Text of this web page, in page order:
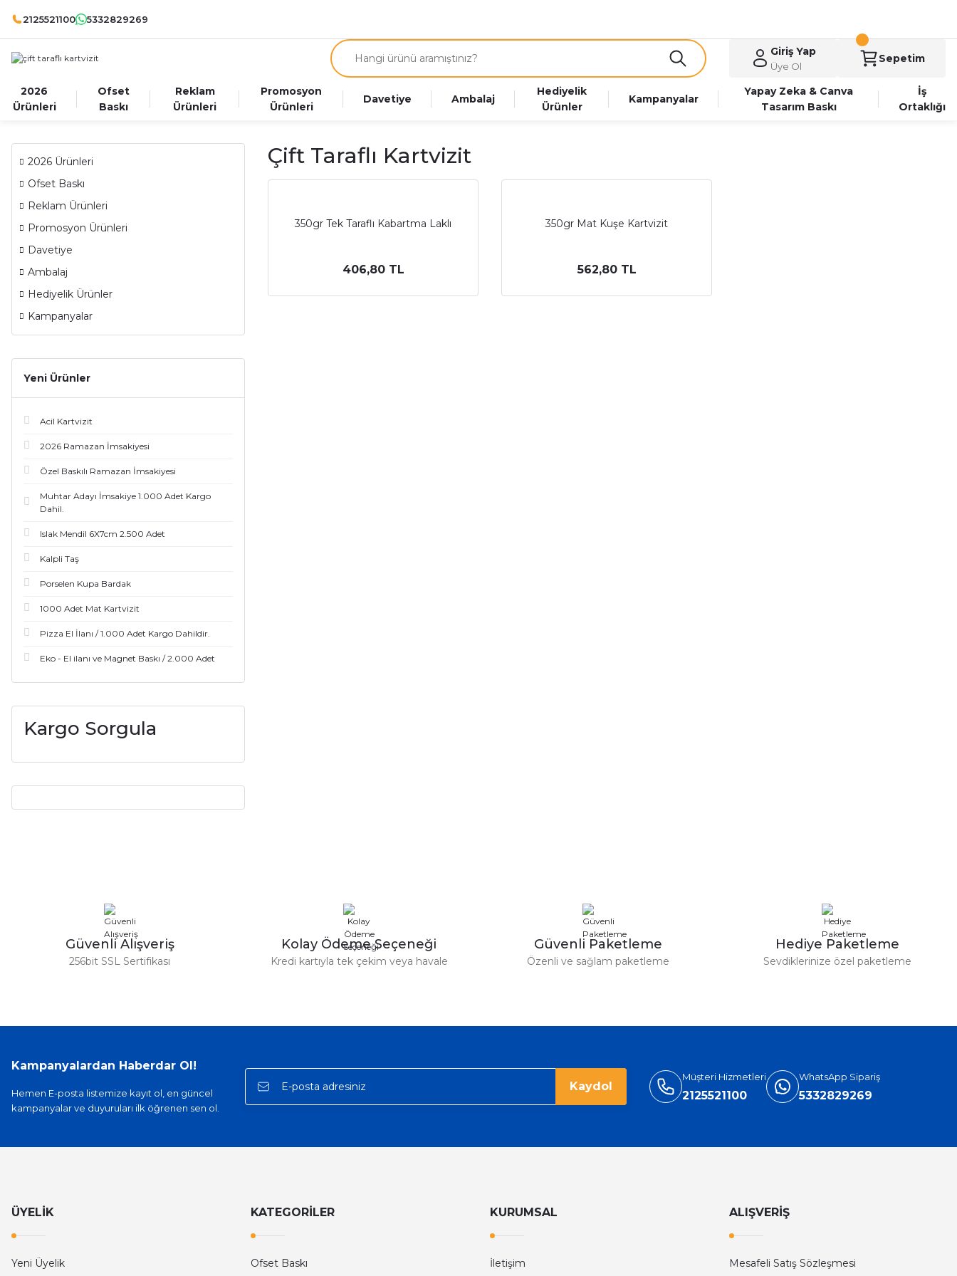
2125521100 5332829269
Giriş Yap
Üye Ol
Sepetim
2026
Ürünleri
Ofset
Baskı
Reklam
Ürünleri
Promosyon
Ürünleri
Davetiye Ambalaj
Hediyelik
Ürünler
Kampanyalar
Yapay Zeka & Canva
Tasarım Baskı
İş
Ortaklığı
2026 Ürünleri
Ofset Baskı
Reklam Ürünleri
Promosyon Ürünleri
Davetiye
Ambalaj
Hediyelik Ürünler
Kampanyalar
Yeni Ürünler
Acil Kartvizit
2026 Ramazan İmsakiyesi
Özel Baskılı Ramazan İmsakiyesi
Muhtar Adayı İmsakiye 1.000 Adet Kargo
Dahil.
Islak Mendil 6X7cm 2.500 Adet
Kalpli Taş
Porselen Kupa Bardak
1000 Adet Mat Kartvizit
Pizza El İlanı / 1.000 Adet Kargo Dahildir.
Eko - El ilanı ve Magnet Baskı / 2.000 Adet
Kargo Sorgula
Çift Taraflı Kartvizit
350gr Tek Taraflı Kabartma Laklı
406,80 TL
350gr Mat Kuşe Kartvizit
562,80 TL
Güvenli Alışveriş
256bit SSL Sertifikası
Kolay Ödeme Seçeneği
Kredi kartıyla tek çekim veya havale
Güvenli Paketleme
Özenli ve sağlam paketleme
Hediye Paketleme
Sevdiklerinize özel paketleme
Kampanyalardan Haberdar Ol!
Hemen E-posta listemize kayıt ol, en güncel
kampanyalar ve duyuruları ilk öğrenen sen ol.
Kaydol
Müşteri Hizmetleri
2125521100
WhatsApp Sipariş
5332829269
ÜYELİK
Yeni Üyelik
KATEGORİLER
Ofset Baskı
KURUMSAL
İletişim
ALIŞVERİŞ
Mesafeli Satış Sözleşmesi